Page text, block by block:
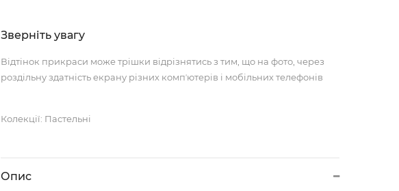
Зверніть увагу
Відтінок прикраси може трішки відрізнятись з тим, що на фото, через
роздільну здатність екрану різних компʼютерів і мобільних телефонів
Колекції: Пастельні
Опис